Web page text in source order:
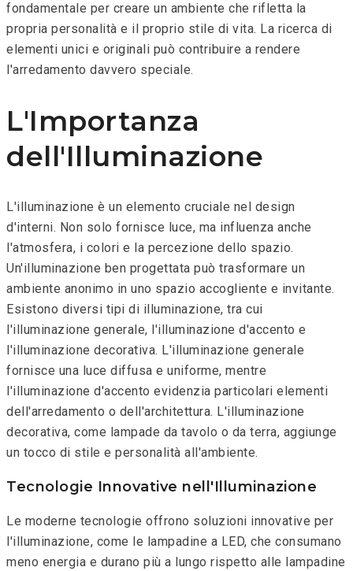
fondamentale per creare un ambiente che rifletta la
propria personalità e il proprio stile di vita. La ricerca di
elementi unici e originali può contribuire a rendere
l'arredamento davvero speciale.
L'Importanza
dell'Illuminazione
L'illuminazione è un elemento cruciale nel design
d'interni. Non solo fornisce luce, ma influenza anche
l'atmosfera, i colori e la percezione dello spazio.
Un'illuminazione ben progettata può trasformare un
ambiente anonimo in uno spazio accogliente e invitante.
Esistono diversi tipi di illuminazione, tra cui
l'illuminazione generale, l'illuminazione d'accento e
l'illuminazione decorativa. L'illuminazione generale
fornisce una luce diffusa e uniforme, mentre
l'illuminazione d'accento evidenzia particolari elementi
dell'arredamento o dell'architettura. L'illuminazione
decorativa, come lampade da tavolo o da terra, aggiunge
un tocco di stile e personalità all'ambiente.
Tecnologie Innovative nell'Illuminazione
Le moderne tecnologie offrono soluzioni innovative per
l'illuminazione, come le lampadine a LED, che consumano
meno energia e durano più a lungo rispetto alle lampadine